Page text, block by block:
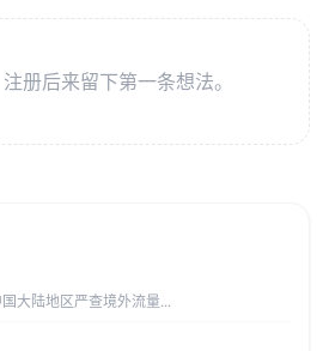
册后来留下第一条想法。
大陆地区严查境外流量...